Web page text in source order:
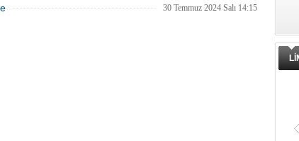
30 Temmuz 2024 Salı 14:15